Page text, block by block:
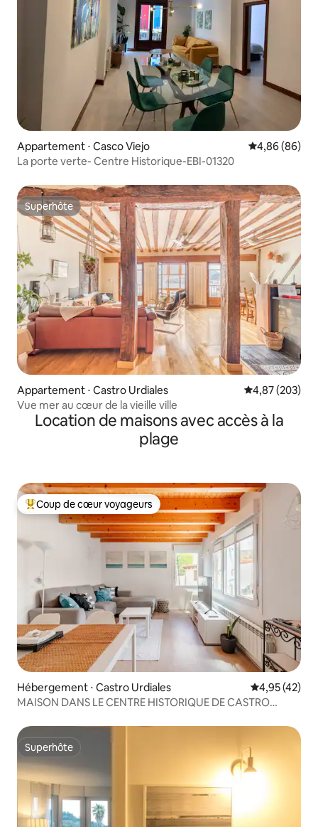
Appartement ⋅ Casco Viejo Évaluation
4,86 (86)
La porte verte- Centre Historique-EBI-01320
Superhôte
Superhôte
Appartement ⋅ Castro Urdiales Évaluation
4,87 (203)
Vue mer au cœur de la vieille ville
Location de maisons avec accès à la
plage
Coups de cœur voyageurs les plus appréciés
Coup de cœur voyageurs
Hébergement ⋅ Castro Urdiales Évaluation
4,95 (42)
MAISON DANS LE CENTRE HISTORIQUE DE CASTRO
Superhôte
Superhôte